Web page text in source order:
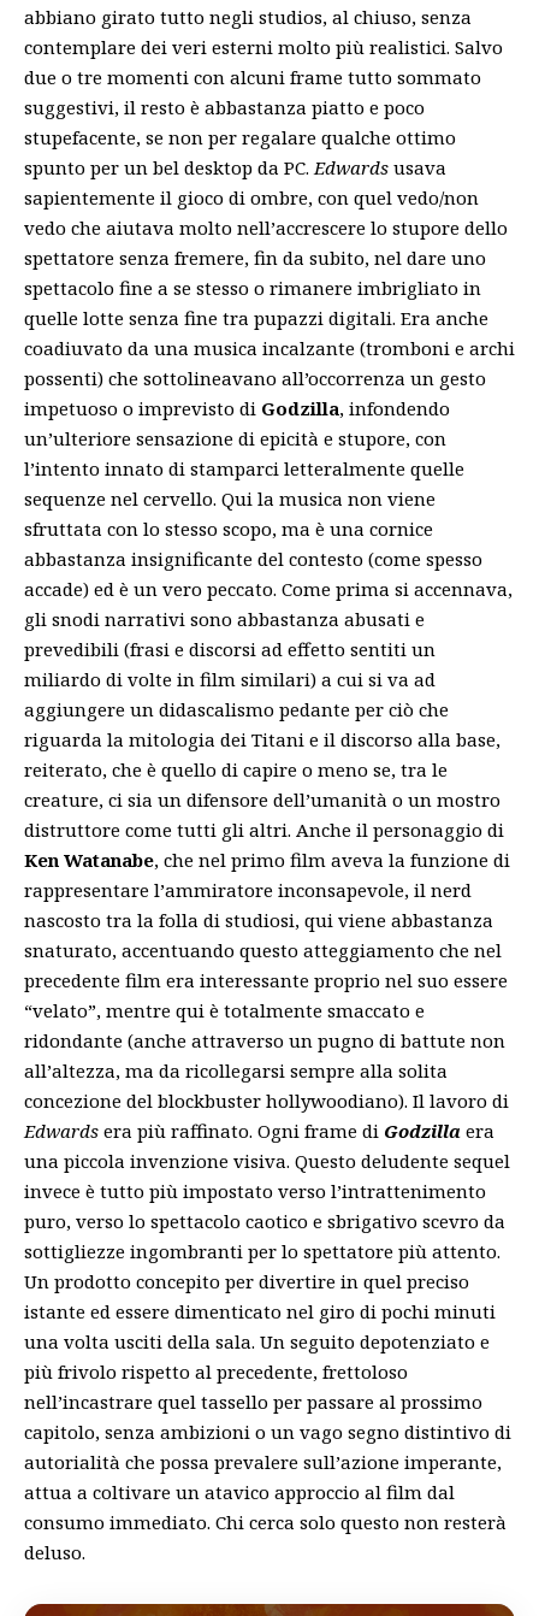
abbiano girato tutto negli studios, al chiuso, senza
contemplare dei veri esterni molto più realistici. Salvo
due o tre momenti con alcuni frame tutto sommato
suggestivi, il resto è abbastanza piatto e poco
stupefacente, se non per regalare qualche ottimo
spunto per un bel desktop da PC. Edwards usava
sapientemente il gioco di ombre, con quel vedo/non
vedo che aiutava molto nell’accrescere lo stupore dello
spettatore senza fremere, fin da subito, nel dare uno
spettacolo fine a se stesso o rimanere imbrigliato in
quelle lotte senza fine tra pupazzi digitali. Era anche
coadiuvato da una musica incalzante (tromboni e archi
possenti) che sottolineavano all’occorrenza un gesto
impetuoso o imprevisto di Godzilla, infondendo
un’ulteriore sensazione di epicità e stupore, con
l’intento innato di stamparci letteralmente quelle
sequenze nel cervello. Qui la musica non viene
sfruttata con lo stesso scopo, ma è una cornice
abbastanza insignificante del contesto (come spesso
accade) ed è un vero peccato. Come prima si accennava,
gli snodi narrativi sono abbastanza abusati e
prevedibili (frasi e discorsi ad effetto sentiti un
miliardo di volte in film similari) a cui si va ad
aggiungere un didascalismo pedante per ciò che
riguarda la mitologia dei Titani e il discorso alla base,
reiterato, che è quello di capire o meno se, tra le
creature, ci sia un difensore dell’umanità o un mostro
distruttore come tutti gli altri. Anche il personaggio di
Ken Watanabe, che nel primo film aveva la funzione di
rappresentare l’ammiratore inconsapevole, il nerd
nascosto tra la folla di studiosi, qui viene abbastanza
snaturato, accentuando questo atteggiamento che nel
precedente film era interessante proprio nel suo essere
“velato”, mentre qui è totalmente smaccato e
ridondante (anche attraverso un pugno di battute non
all’altezza, ma da ricollegarsi sempre alla solita
concezione del blockbuster hollywoodiano). Il lavoro di
Edwards era più raffinato. Ogni frame di Godzilla era
una piccola invenzione visiva. Questo deludente sequel
invece è tutto più impostato verso l’intrattenimento
puro, verso lo spettacolo caotico e sbrigativo scevro da
sottigliezze ingombranti per lo spettatore più attento.
Un prodotto concepito per divertire in quel preciso
istante ed essere dimenticato nel giro di pochi minuti
una volta usciti della sala. Un seguito depotenziato e
più frivolo rispetto al precedente, frettoloso
nell’incastrare quel tassello per passare al prossimo
capitolo, senza ambizioni o un vago segno distintivo di
autorialità che possa prevalere sull’azione imperante,
attua a coltivare un atavico approccio al film dal
consumo immediato. Chi cerca solo questo non resterà
deluso.